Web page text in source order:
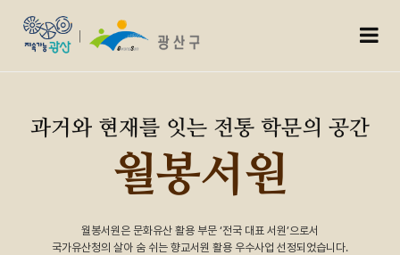
과거와 현재를 잇는 전통 학문의 공간
월봉서원
월봉서원은 문화유산 활용 부문 ‘전국 대표 서원’으로서
국가유산청의 살아 숨 쉬는 향교서원 활용 우수사업 선정되었습니다.